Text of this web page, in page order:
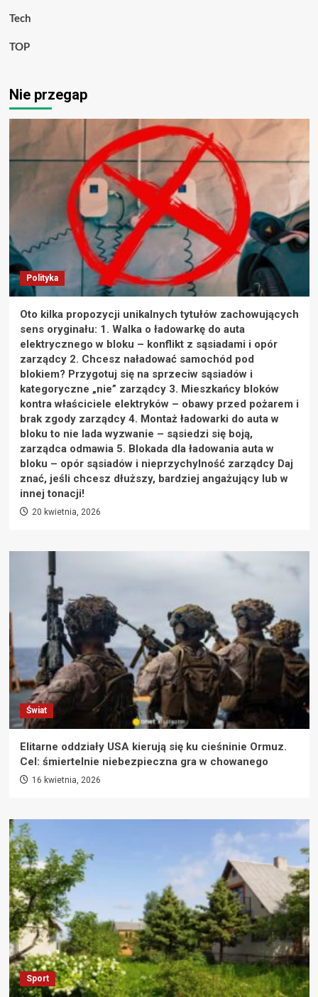
Tech
TOP
Nie przegap
Polityka
Oto kilka propozycji unikalnych tytułów zachowujących
sens oryginału: 1. Walka o ładowarkę do auta
elektrycznego w bloku – konflikt z sąsiadami i opór
zarządcy 2. Chcesz naładować samochód pod
blokiem? Przygotuj się na sprzeciw sąsiadów i
kategoryczne „nie” zarządcy 3. Mieszkańcy bloków
kontra właściciele elektryków – obawy przed pożarem i
brak zgody zarządcy 4. Montaż ładowarki do auta w
bloku to nie lada wyzwanie – sąsiedzi się boją,
zarządca odmawia 5. Blokada dla ładowania auta w
bloku – opór sąsiadów i nieprzychylność zarządcy Daj
znać, jeśli chcesz dłuższy, bardziej angażujący lub w
innej tonacji!
20 kwietnia, 2026
Świat
Elitarne oddziały USA kierują się ku cieśninie Ormuz.
Cel: śmiertelnie niebezpieczna gra w chowanego
16 kwietnia, 2026
Sport